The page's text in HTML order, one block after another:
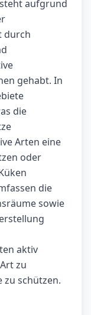
aufgrund
durch
gehabt. In
die
Arten eine
oder
die
sowie
aktiv
zu
zu schützen.